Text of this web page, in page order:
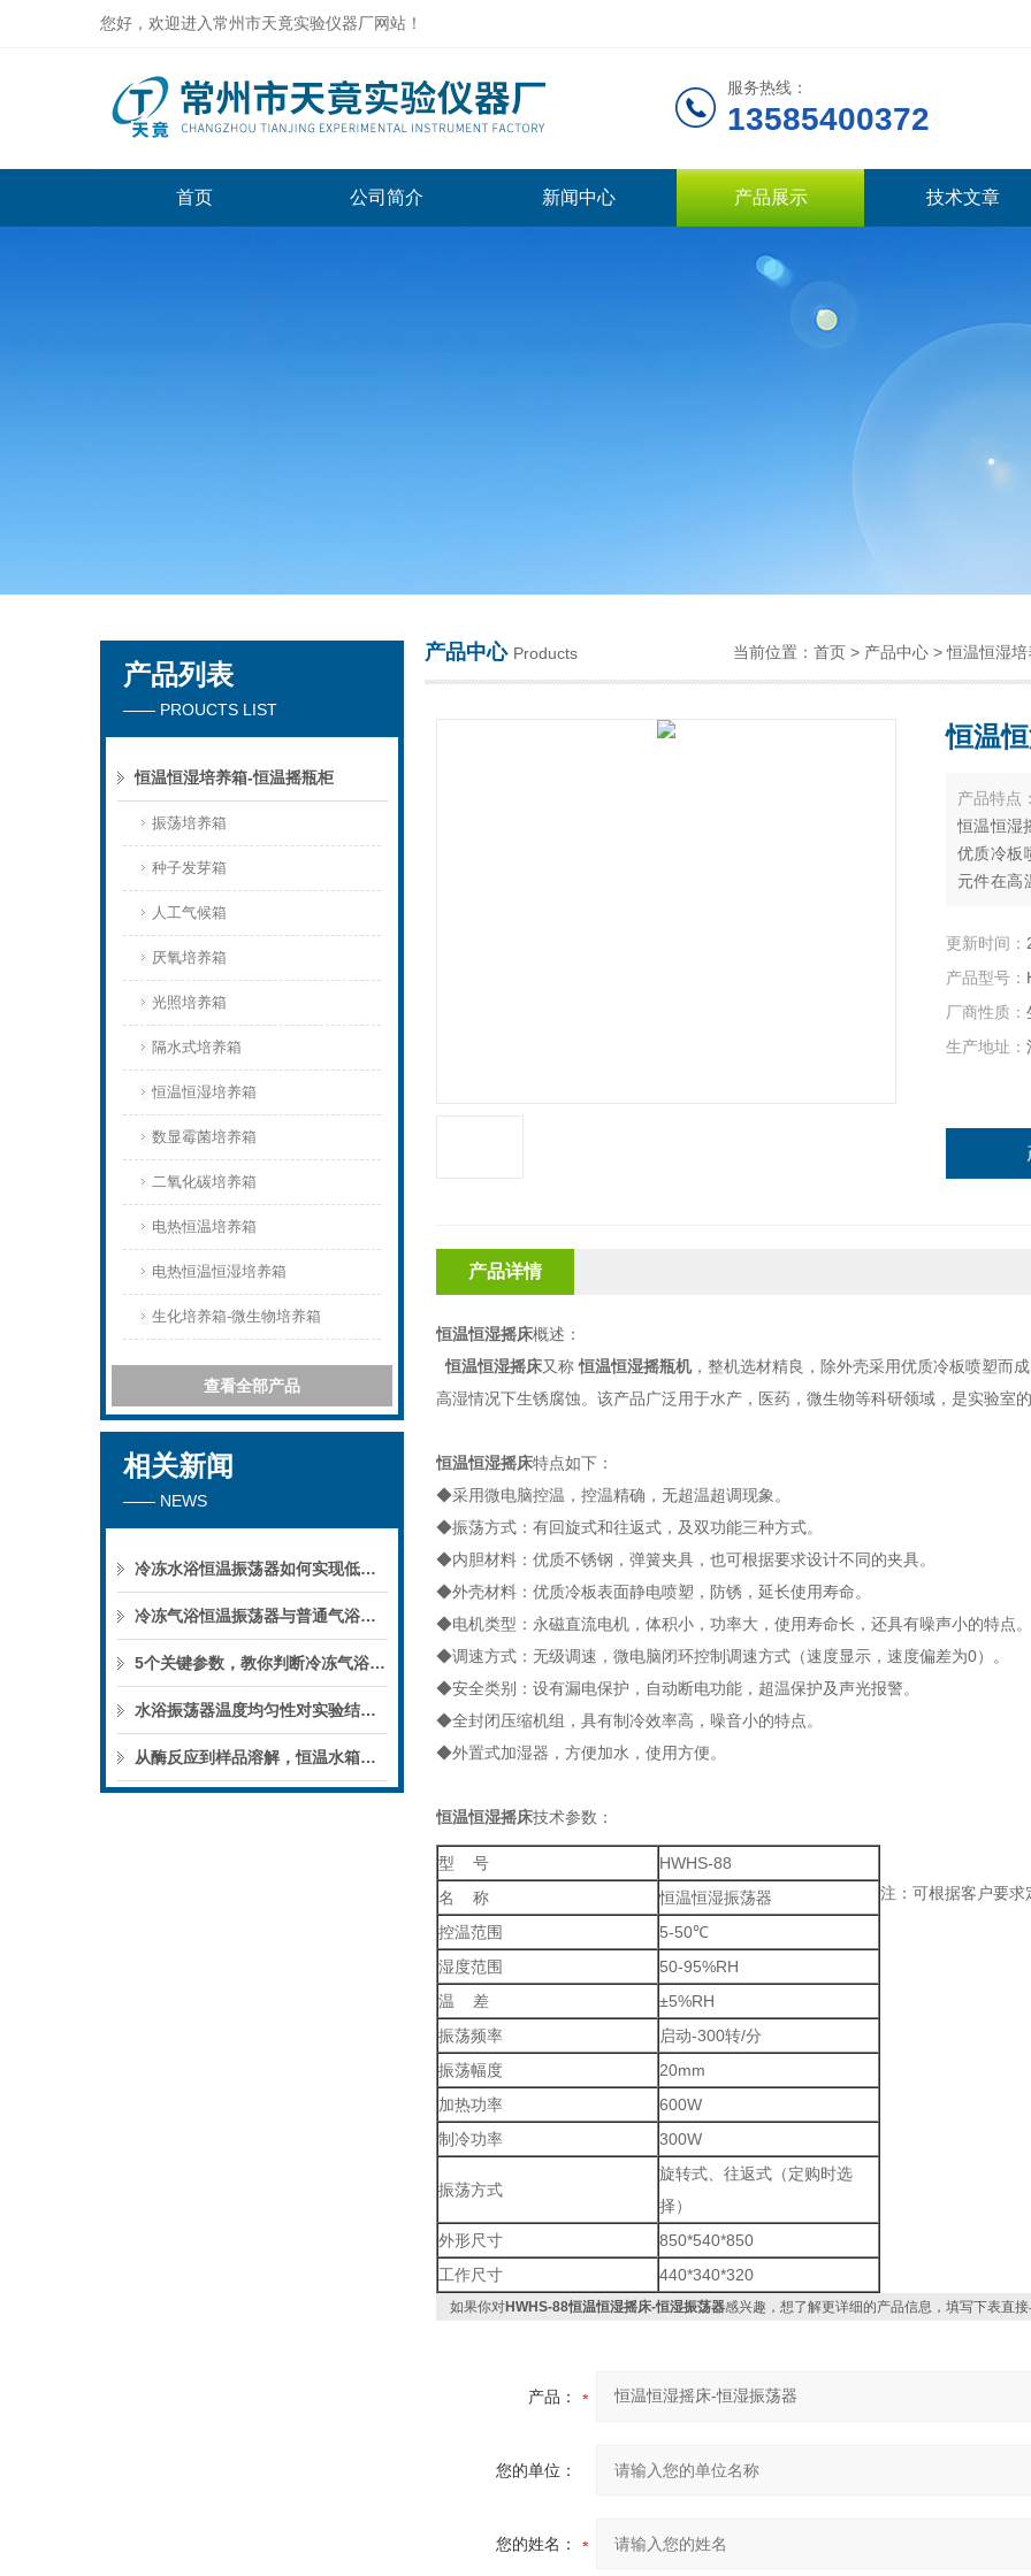
您好，欢迎进入常州市天竟实验仪器厂网站！
服务热线：
13585400372
首页 公司简介 新闻中心 产品展示 技术文章
产品列表
—— PROUCTS LIST
恒温恒湿培养箱-恒温摇瓶柜
振荡培养箱
种子发芽箱
人工气候箱
厌氧培养箱
光照培养箱
隔水式培养箱
恒温恒湿培养箱
数显霉菌培养箱
二氧化碳培养箱
电热恒温培养箱
电热恒温恒湿培养箱
生化培养箱-微生物培养箱
查看全部产品
相关新闻
—— NEWS
冷冻水浴恒温振荡器如何实现低温下的微生物培养？
冷冻气浴恒温振荡器与普通气浴振荡器的区别
5个关键参数，教你判断冷冻气浴恒温振荡器的性能优劣
水浴振荡器温度均匀性对实验结果的影响
从酶反应到样品溶解，恒温水箱的实验用途
产品中心 Products 当前位置： 首页 > 产品中心 >恒温恒湿
恒温
产品特点
恒温恒湿
优质冷板
元件在高
要求设计
更新时间：
产品型号：
厂商性质：
生产地址：
产品详情
恒温恒湿摇床概述：
恒温恒湿摇床又称恒温恒湿摇瓶机，整机选材精良，除外壳采用优质冷板喷塑而
高湿情况下生锈腐蚀。该产品广泛用于水产，医药，微生物等科研领域，是实验室
恒温恒湿摇床特点如下：
◆采用微电脑控温，控温精确，无超温超调现象。
◆振荡方式：有回旋式和往返式，及双功能三种方式。
◆内胆材料：优质不锈钢，弹簧夹具，也可根据要求设计不同的夹具。
◆外壳材料：优质冷板表面静电喷塑，防锈，延长使用寿命。
◆电机类型：永磁直流电机，体积小，功率大，使用寿命长，还具有噪声小的特点。
◆调速方式：无级调速，微电脑闭环控制调速方式（速度显示，速度偏差为0）。
◆安全类别：设有漏电保护，自动断电功能，超温保护及声光报警。
◆全封闭压缩机组，具有制冷效率高，噪音小的特点。
◆外置式加湿器，方便加水，使用方便。
恒温恒湿摇床技术参数：
型 号
HWHS-88
名 称
恒温恒湿振荡器
控温范围
5-50℃
湿度范围
50-95%RH
温 差
±5%RH
振荡频率
启动-300转/分
振荡幅度
20mm
加热功率
600W
制冷功率
300W
振荡方式
旋转式、往返式（定购时选
择）
外形尺寸
850*540*850
工作尺寸
440*340*320
注：可根据客户要求
如果你对HWHS-88恒温恒湿摇床-恒湿振荡器感兴趣，想了解更详细的产品信息，填写下表直
产品：
您的单位：
您的姓名：